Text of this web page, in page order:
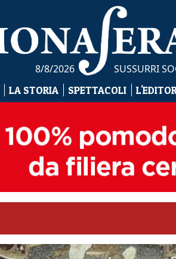
8/8/2026 SUSSURRI
LA STORIA SPETTACOLI